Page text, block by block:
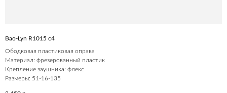
Bao-Lyn R1015 c4
Ободковая пластиковая оправа
Материал: фрезерованный пластик
Крепление заушника: флекс
Размеры: 51-16-135